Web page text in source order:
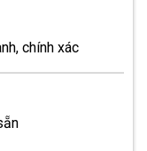
chính xác